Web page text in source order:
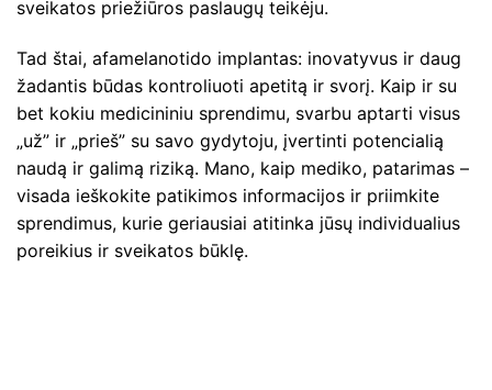
sveikatos priežiūros paslaugų teikėju.
Tad štai, afamelanotido implantas: inovatyvus ir daug
žadantis būdas kontroliuoti apetitą ir svorį. Kaip ir su
bet kokiu medicininiu sprendimu, svarbu aptarti visus
„už” ir „prieš” su savo gydytoju, įvertinti potencialią
naudą ir galimą riziką. Mano, kaip mediko, patarimas –
visada ieškokite patikimos informacijos ir priimkite
sprendimus, kurie geriausiai atitinka jūsų individualius
poreikius ir sveikatos būklę.